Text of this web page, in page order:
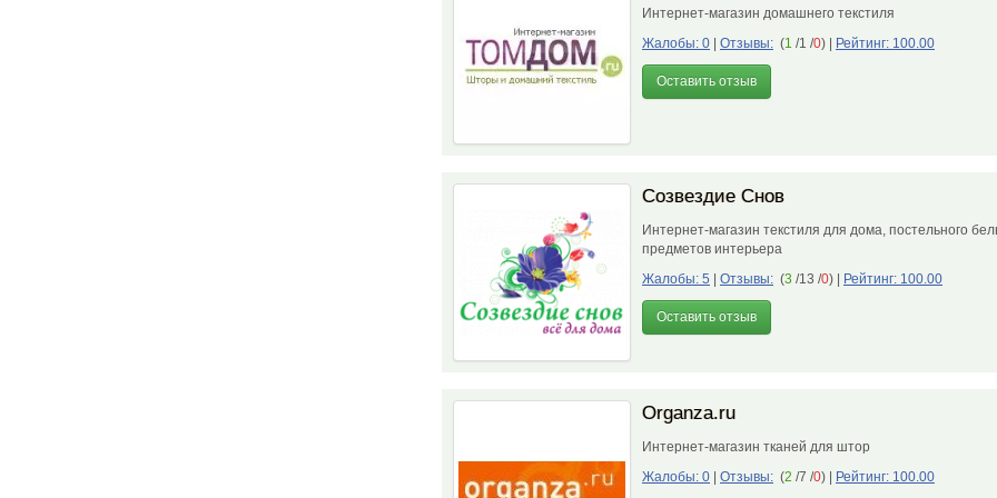
Интернет-магазин домашнего текстиля
Жалобы: 0
Отзывы: (1 /1 /0) Рейтинг: 100.00
Оставить отзыв
Созвездие Снов
Интернет-магазин текстиля для дома, постельного
предметов интерьера
Жалобы: 5
Отзывы: (3 /13 /0) Рейтинг: 100.00
Оставить отзыв
Organza.ru
Интернет-магазин тканей для штор
Жалобы: 0
Отзывы: (2 /7 /0) Рейтинг: 100.00